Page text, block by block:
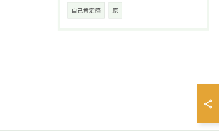
自己肯定感 原